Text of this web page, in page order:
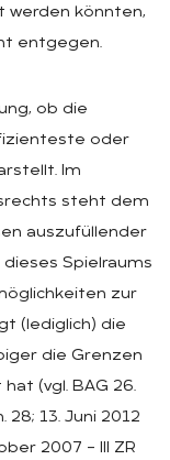
werden könnten,
entgegen.
ob die
oder
Im
steht dem
auszufüllender
Spielraums
zur
(lediglich) die
die Grenzen
(vgl. BAG 26.
28; 13. Juni 2012
2007 – III ZR